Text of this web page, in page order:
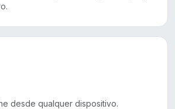
desde qualquer dispositivo.